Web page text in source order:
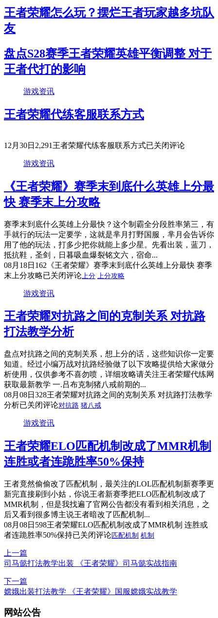
王者荣耀怎么玩？摆烂王者玩家越多坑队
友
盘点S28赛季王者荣耀英雄平衡调整 对于
王者代打的影响
游戏资讯
王者荣耀代练客服联系方式
12月30日 2,291 王者荣耀代练客服联系方式已关闭评论
游戏资讯
《王者荣耀》赛季末到底什么英雄上分最
快 赛季末上分攻略
赛季末到底什么英雄上分最快？这个制霸全分段胜率第三，有
手就行的玩法一定要学，这就是芈月打野国服，芈月会告诉你
用了他的玩法，打多少把你就能上多少星。先看出装，蓝刀，
抵抗鞋，圣剑，日暮吸血爆裂铭文六，宿命...
08月18日 162 《王者荣耀》赛季末到底什么英雄上分最快 赛季
末上分攻略已关闭评论 上分 上分攻略
游戏资讯
王者荣耀对抗路之间的克制关系 对抗路
打法教学分析
盘点对抗路之间的克制关系，想上分的话，这些知识你一定要
知道。经过小编万战对抗路经验做了以下攻略提供给大家做分
析使用，仅供参考不喜勿喷，详细攻略请关注王者荣耀代练网
获取最新教学 一.吕布克制猪八戒前期的...
08月08日 328王者荣耀对抗路之间的克制关系 对抗路打法教学
分析已关闭评论对抗路 猪八戒
游戏资讯
王者荣耀ELO匹配机制改成了MMR机制
连胜或者连跪胜率50%保持
王者竟然偷偷改了匹配机制，最关注的LOL匹配机制新赛季更
新完直接刷到小姑，你说王者新赛季把ELO匹配机制改成了
MMR机制，但是我找遍了官网公告都没有看到相关消息，之
后又看到很多博主说王者暗改了匹配机制...
08月08日 598王者荣耀ELO匹配机制改成了MMR机制 连胜或
者连跪胜率50%保持已关闭评论匹配机制 机制
上一篇
司马懿打法教学出装 《王者荣耀》司马懿实战指南
下一篇
嫦娥出装打法教学 《王者荣耀》国服嫦娥实战教学
网站公告